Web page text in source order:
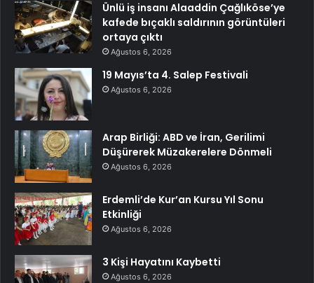
Ünlü iş insanı Alaaddin Çağlıköse’ye
kafede bıçaklı saldırının görüntüleri
ortaya çıktı
Ağustos 6, 2026
19 Mayıs’ta 4. Salep Festivali
Ağustos 6, 2026
Arap Birliği: ABD ve İran, Gerilimi
Düşürerek Müzakerelere Dönmeli
Ağustos 6, 2026
Erdemli’de Kur’an Kursu Yıl Sonu
Etkinliği
Ağustos 6, 2026
3 Kişi Hayatını Kaybetti
Ağustos 6, 2026